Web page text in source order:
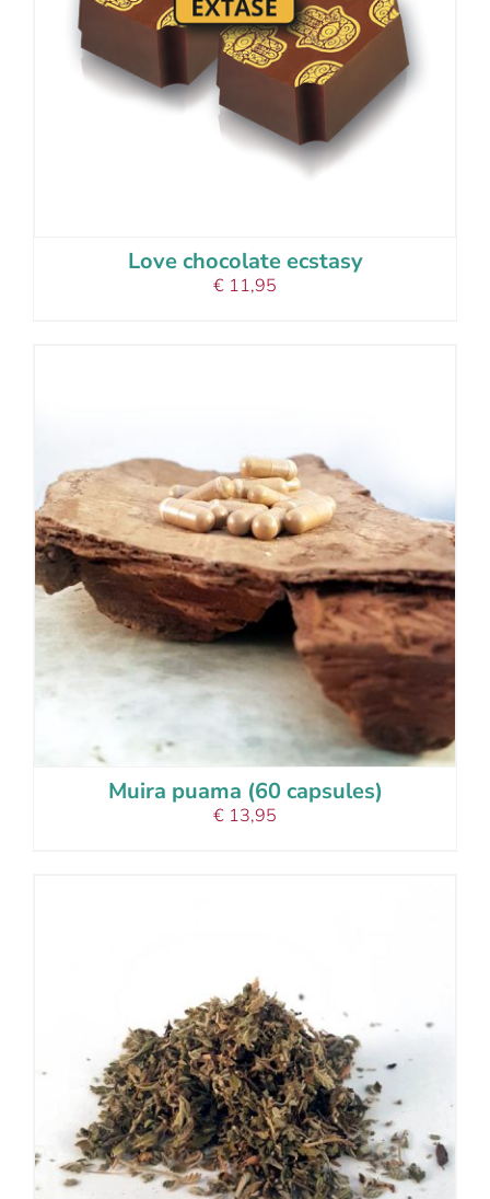
Love chocolate ecstasy
€ 11,95
add to cart
details
Muira puama (60 capsules)
€ 13,95
add to cart
details